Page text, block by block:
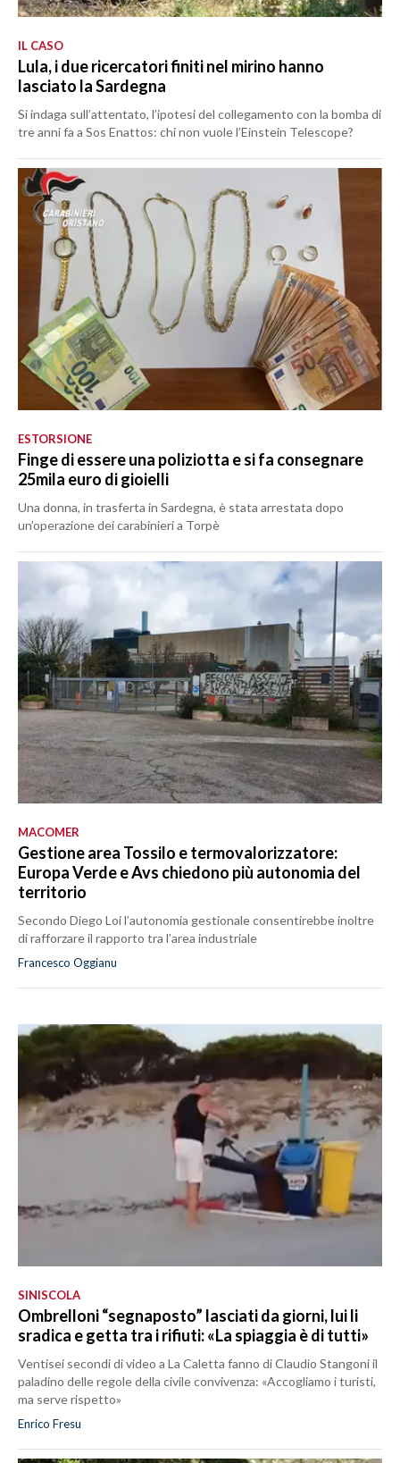
IL CASO
Lula, i due ricercatori finiti nel mirino hanno
lasciato la Sardegna
Si indaga sull’attentato, l’ipotesi del collegamento con la bomba di
tre anni fa a Sos Enattos: chi non vuole l’Einstein Telescope?
ESTORSIONE
Finge di essere una poliziotta e si fa consegnare
25mila euro di gioielli
Una donna, in trasferta in Sardegna, è stata arrestata dopo
un’operazione dei carabinieri a Torpè
MACOMER
Gestione area Tossilo e termovalorizzatore:
Europa Verde e Avs chiedono più autonomia del
territorio
Secondo Diego Loi l’autonomia gestionale consentirebbe inoltre
di rafforzare il rapporto tra l’area industriale
Francesco Oggianu
SINISCOLA
Ombrelloni “segnaposto” lasciati da giorni, lui li
sradica e getta tra i rifiuti: «La spiaggia è di tutti»
Ventisei secondi di video a La Caletta fanno di Claudio Stangoni il
paladino delle regole della civile convivenza: «Accogliamo i turisti,
ma serve rispetto»
Enrico Fresu